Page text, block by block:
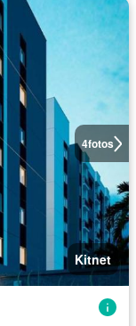
4fotos
Kitnet